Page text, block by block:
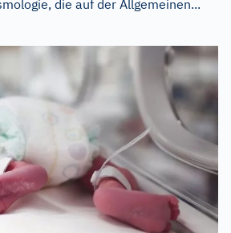
die auf der Allgemeinen...